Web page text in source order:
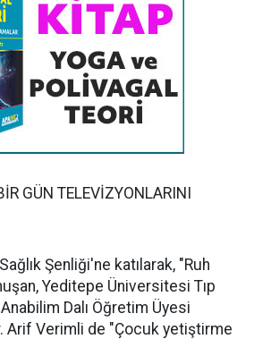
GÜN TELEVİZYONLARINI
Şenliği'ne katılarak, "Ruh
Yeditepe Üniversitesi Tıp
Dalı Öğretim Üyesi
Arif Verimli de "Çocuk yetiştirme